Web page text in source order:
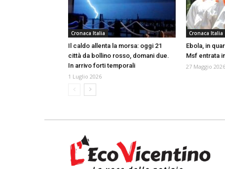
Cronaca Italia
Il caldo allenta la morsa: oggi 21
città da bollino rosso, domani due.
In arrivo forti temporali
1 Luglio 2026
Cronaca Italia
Ebola, in
Msf entrata
27 Maggio 2026